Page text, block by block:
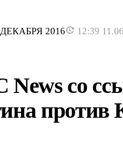
ДЕКАБРЯ 2016 12:39
News со
против